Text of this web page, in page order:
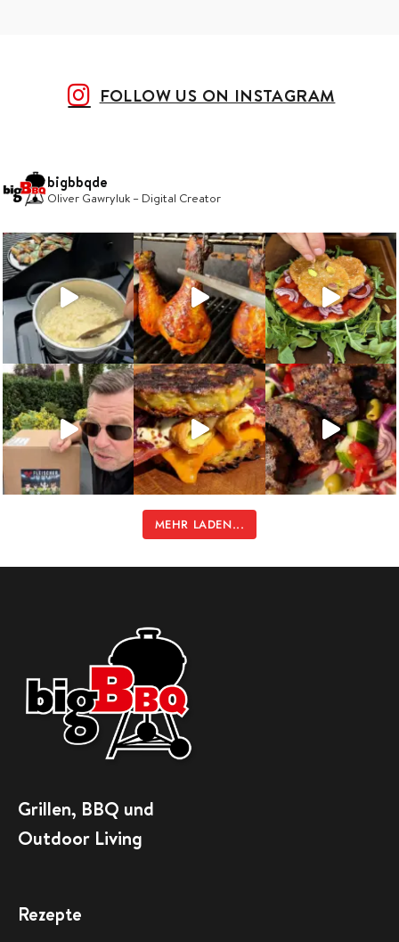
FOLLOW US ON INSTAGRAM
bigbbqde
Oliver Gawryluk – Digital Creator
MEHR LADEN...
Grillen, BBQ und
Outdoor Living
Rezepte